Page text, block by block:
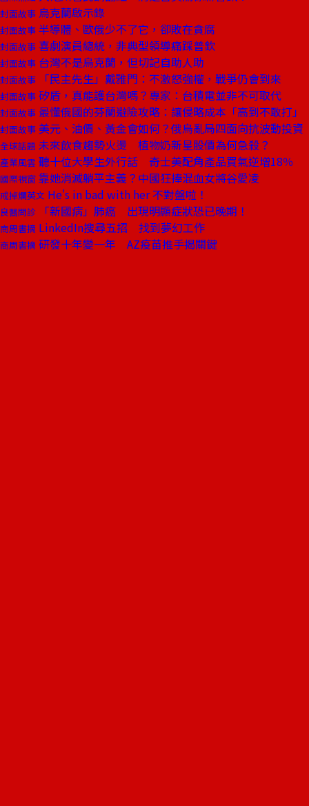
封面故事 烏克蘭啟示錄
封面故事 半導體、歐俄少不了它，卻敗在貪腐
封面故事 喜劇演員總統，非典型領導痛踩普欽
封面故事 台灣不是烏克蘭，但切記自助人助
封面故事 「民主先生」戴雅門：不激怒強權，戰爭仍會到來
封面故事 矽盾，真能護台灣嗎？專家：台積電並非不可取代
封面故事 最懂俄國的芬蘭避險攻略：讓侵略成本「高到不敢打」
封面故事 美元、油價、黃金會如何？俄烏亂局四面向抗波動投資
全球話題 未來飲食趨勢火燙 植物奶新星股價為何急殺？
產業風雲 聽十位大學生外行話 奇士美配角產品買氣逆增18％
國際視窗 靠她消滅躺平主義？中國狂捧混血女將谷愛凌
戒掉爛英文 He's in bad with her 不對盤啦！
良醫問診 「新國病」肺癌 出現明顯症狀恐已晚期！
商周書摘 LinkedIn搜尋五招 找到夢幻工作
商周書摘 研發十年變一年 AZ疫苗推手揭關鍵